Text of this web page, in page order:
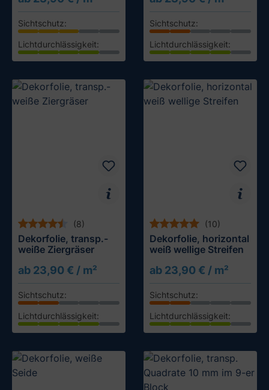
Sichtschutz:
Lichtdurchlässigkeit:
Muster testen
Sichtschutz:
Lichtdurchlässigkeit:
Muster testen
(8)
Dekorfolie, transp.-
weiße Ziergräser
ab 23,90 € / m²
Sichtschutz:
Lichtdurchlässigkeit:
Muster testen
(10)
Dekorfolie, horizontal
weiß wellige Streifen
ab 23,90 € / m²
Sichtschutz:
Lichtdurchlässigkeit:
Muster testen